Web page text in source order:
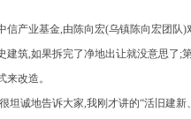
信产业基金,由陈向宏(乌镇陈向宏团队
建筑,如果拆完了净地出让就没意思了;
改造。
坦诚地告诉大家,我刚才讲的“活旧建新